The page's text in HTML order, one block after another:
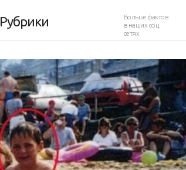
Рубрики
Больше фактов
в наших соц.
сетях